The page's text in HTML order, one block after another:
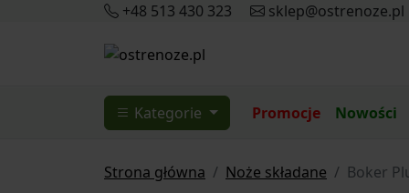
+48 513 430 323 sklep@ostrenoze.pl
Kategorie Promocje Nowości
Strona główna Noże składane Boker